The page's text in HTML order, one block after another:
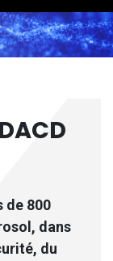
de 800
dans
du